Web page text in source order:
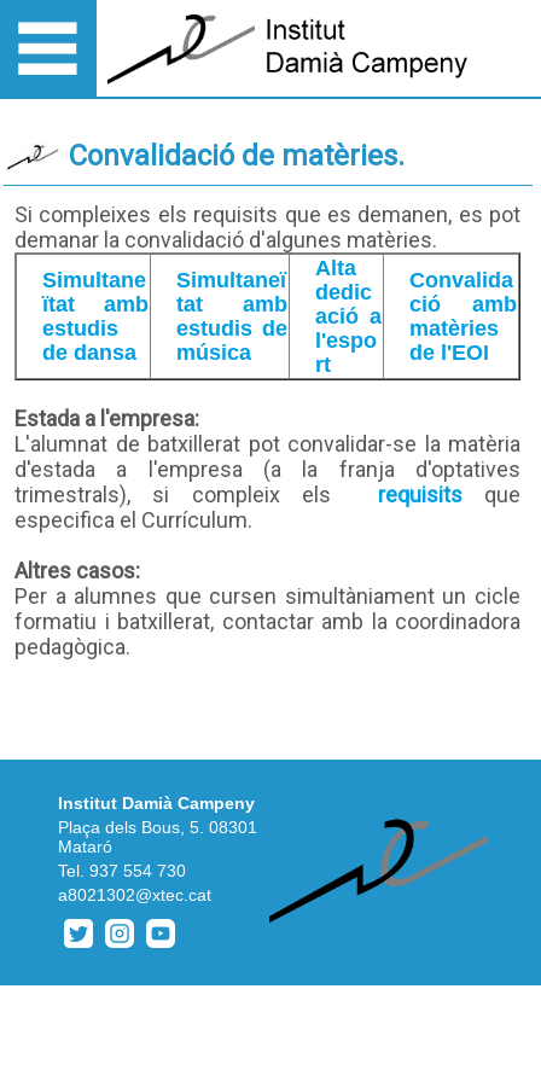
Convalidació de matèries.
Si compleixes els requisits que es demanen, es pot
demanar la convalidació d'algunes matèries.
Simultane
ïtat amb
estudis
de dansa
Simultaneï
tat amb
estudis de
música
Alta
dedic
ació a
l'espo
rt
Convalida
ció amb
matèries
de l'EOI
Estada a l'empresa:
L'alumnat de batxillerat pot convalidar-se la matèria
d'estada a l'empresa (a la franja d'optatives
trimestrals), si compleix els
requisitsque
especifica el Currículum.
Altres casos:
Per a alumnes que cursen simultàniament un cicle
formatiu i batxillerat, contactar amb la coordinadora
pedagògica.
Institut Damià Campeny
Plaça dels Bous, 5. 08301
Mataró
Tel. 937 554 730
a8021302@xtec.cat